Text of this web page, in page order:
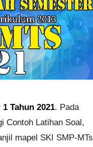
Tahun 2021. Pada
Contoh Latihan Soal,
mapel SKI SMP-MTs